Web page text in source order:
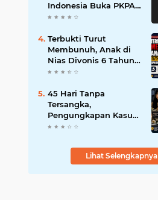
Indonesia Buka PKPA
Angkatan I, Hadirkan
Penegak Hukum dan
Akademisi
Terbukti Turut
Membunuh, Anak di
Nias Divonis 6 Tahun
dan Ditahan di LPKA
45 Hari Tanpa
Tersangka,
Pengungkapan Kasus
Agnis Jance Zebua
Lihat Selengkapnya